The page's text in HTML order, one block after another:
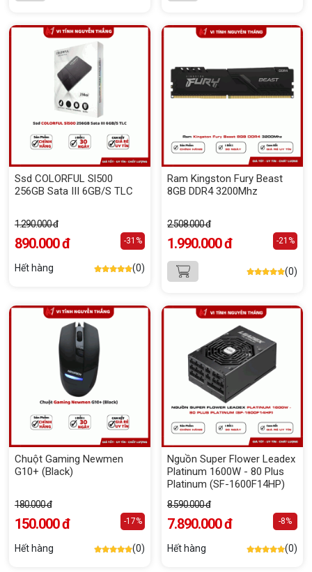
Ssd COLORFUL Sl500
256GB Sata III 6GB/S TLC
1.290.000 đ
890.000 đ -31%
Hết hàng (0)
Ram Kingston Fury Beast
8GB DDR4 3200Mhz
2.508.000 đ
1.990.000 đ -21%
(0)
Chuột Gaming Newmen
G10+ (Black)
180.000 đ
150.000 đ -17%
Hết hàng (0)
Nguồn Super Flower Leadex
Platinum 1600W - 80 Plus
Platinum (SF-1600F14HP)
8.590.000 đ
7.890.000 đ -8%
Hết hàng (0)